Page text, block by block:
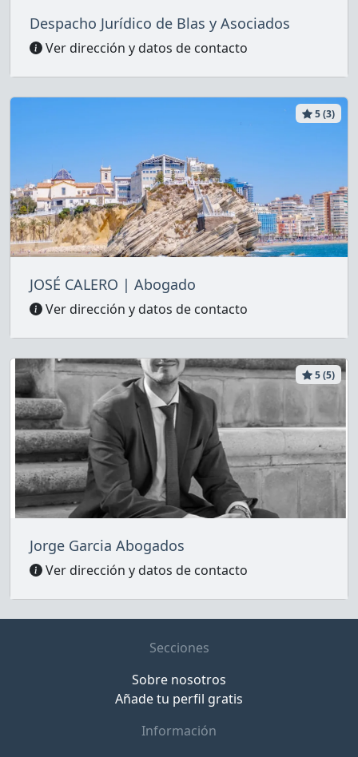
Despacho Jurídico de Blas y Asociados
Ver dirección y datos de contacto
5 (3)
JOSÉ CALERO | Abogado
Ver dirección y datos de contacto
5 (5)
Jorge Garcia Abogados
Ver dirección y datos de contacto
Secciones
Sobre nosotros
Añade tu perfil gratis
Información